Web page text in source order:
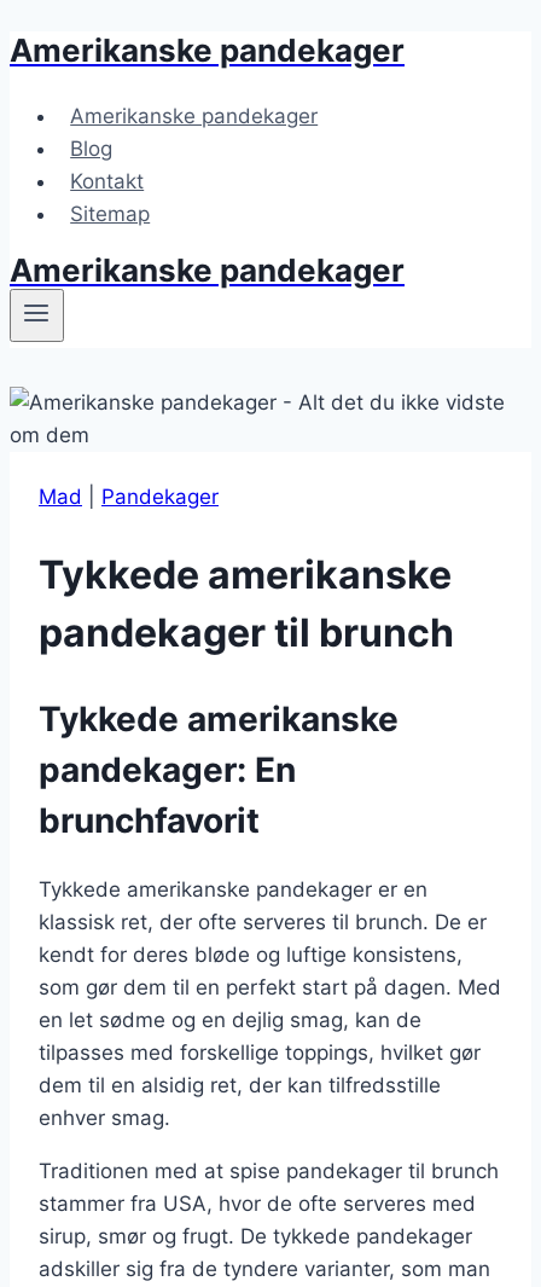
Fortsæt
indhold
Amerikanske pandekager
Amerikanske pandekager
Blog
Kontakt
Sitemap
Amerikanske pandekager
Mad Pandekager
Tykkede amerikanske
pandekager til brunch
Tykkede amerikanske
pandekager: En
brunchfavorit
Tykkede amerikanske pandekager er en
klassisk ret, der ofte serveres til brunch. De er
kendt for deres bløde og luftige konsistens,
som gør dem til en perfekt start på dagen. Med
en let sødme og en dejlig smag, kan de
tilpasses med forskellige toppings, hvilket gør
dem til en alsidig ret, der kan tilfredsstille
enhver smag.
Traditionen med at spise pandekager til brunch
stammer fra USA, hvor de ofte serveres med
sirup, smør og frugt. De tykkede pandekager
adskiller sig fra de tyndere varianter, som man